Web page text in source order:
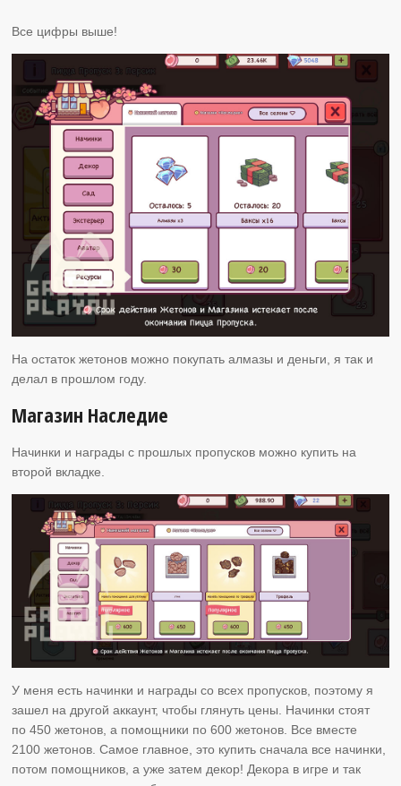
Все цифры выше!
На остаток жетонов можно покупать алмазы и деньги, я так и
делал в прошлом году.
Магазин Наследие
Начинки и награды с прошлых пропусков можно купить на
второй вкладке.
У меня есть начинки и награды со всех пропусков, поэтому я
зашел на другой аккаунт, чтобы глянуть цены. Начинки стоят
по 450 жетонов, а помощники по 600 жетонов. Все вместе
2100 жетонов. Самое главное, это купить сначала все начинки,
потом помощников, а уже затем декор! Декора в игре и так